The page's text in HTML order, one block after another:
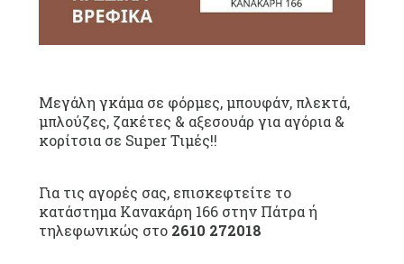
Μεγάλη γκάμα σε φόρμες, μπουφάν, πλεκτά,
μπλούζες, ζακέτες & αξεσουάρ για αγόρια &
κορίτσια σε Super Τιμές!!
Για τις αγορές σας, επισκεφτείτε το
κατάστημα Κανακάρη 166 στην Πάτρα ή
τηλεφωνικώς στο 2610 272018